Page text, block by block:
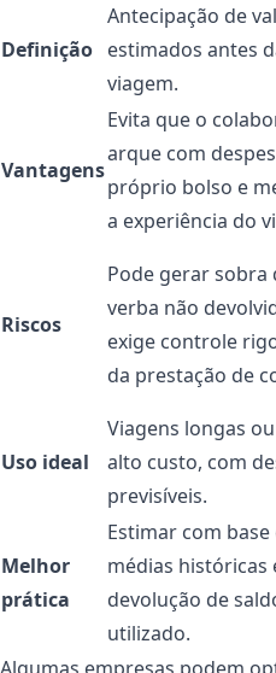
Definição
Antecipação de
estimados antes
viagem.
Vantagens
Evita que o
arque com
próprio bolso e
a experiência do
Riscos
Pode gerar sobra
verba não
exige controle
da prestação de
Uso ideal
Viagens longas
alto custo, com
previsíveis.
Melhor
prática
Estimar com base
médias históricas
devolução de
utilizado.